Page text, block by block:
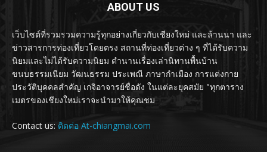
ABOUT US
เว็บไซต์ที่รวมรวมความรู้ทุกอย่างเกี่ยวกับเชียงใหม่ และล้านนา และ
ข่าวสารการท่องเที่ยวโดยตรง สถานที่ท่องเที่ยวต่าง ๆ ที่ได้รับความ
นิยมและไม่ได้รับความนิยม ตำนานเรื่องเล่านิทานพื้นบ้าน
ขนบธรรมเนียม วัฒนธรรม ประเพณี ภาษากำเมือง การแต่งกาย
ประวัติบุคคลสำคัญ เกจิอาจารย์ชื่อดัง ในแต่ละยุคสมัย "ทุกตาราง
เมตรของเชียงใหม่เราจะนำมาให้คุณชม
Contact us: ติดต่อ At-chiangmai.com